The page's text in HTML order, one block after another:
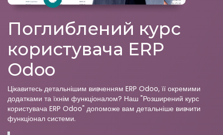
Поглиблений курс
користувача ERP
Odoo
Цікавитесь детальнішим вивченням ERP Odoo, її окремими
додатками та їхнім функціоналом? Наш "Розширений курс
користувача ERP Odoo" допоможе вам детальніше вивчити
функціонал системи.